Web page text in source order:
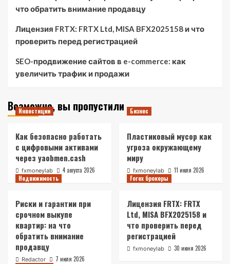
что обратить внимание продавцу
Лицензия FRTX: FRTX Ltd, MISA BFX2025158 и что
проверить перед регистрацией
SEO-продвижение сайтов в e-commerce: как
увеличить трафик и продажи
Возможно, вы пропустили
Инвестиции
Как безопасно работать
с цифровыми активами
через yaobmen.cash
fxmoneylab 4 августа 2026
Бизнес
Пластиковый мусор как
угроза окружающему
миру
fxmoneylab
11 июля 2026
Недвижимость
Риски и гарантии при
срочном выкупе
квартир: на что
обратить внимание
продавцу
Redactor 7 июля 2026
Forex брокеры
Лицензия FRTX: FRTX
Ltd, MISA BFX2025158 и
что проверить перед
регистрацией
fxmoneylab 30 июня 2026